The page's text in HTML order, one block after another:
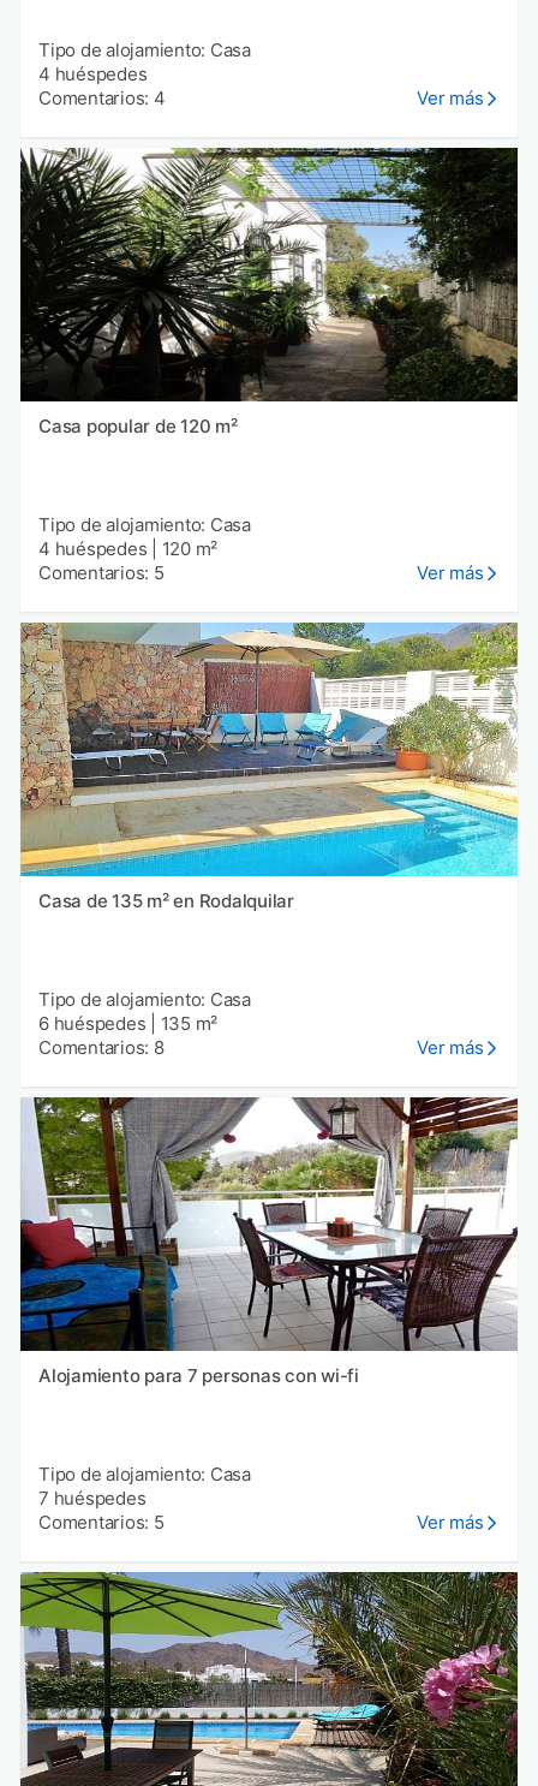
Tipo de alojamiento: Casa
4 huéspedes
Comentarios: 4
Ver más
Casa popular de 120 m²
Tipo de alojamiento: Casa
4 huéspedes
120 m²
Comentarios: 5
Ver más
Casa de 135 m² en Rodalquilar
Tipo de alojamiento: Casa
6 huéspedes
135 m²
Comentarios: 8
Ver más
Alojamiento para 7 personas con wi-fi
Tipo de alojamiento: Casa
7 huéspedes
Comentarios: 5
Ver más